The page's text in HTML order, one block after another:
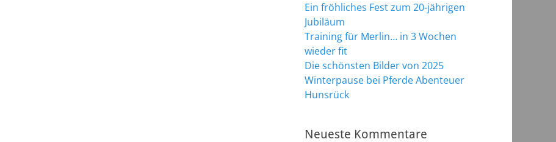
Ein fröhliches Fest zum 20-jährigen
Jubiläum
Training für Merlin… in 3 Wochen
wieder fit
Die schönsten Bilder von 2025
Winterpause bei Pferde Abenteuer
Hunsrück
Neueste Kommentare